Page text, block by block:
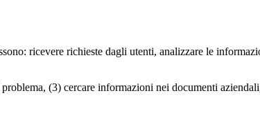
ricevere richieste dagli utenti, analizzare le
(3) cercare informazioni nei documenti